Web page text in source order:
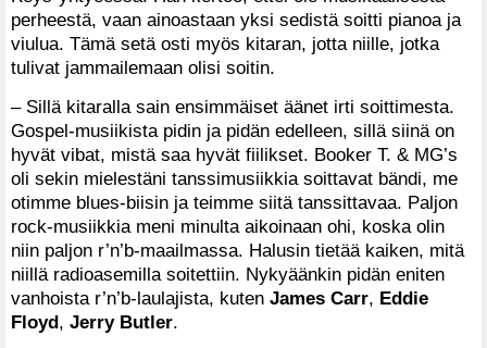
perheestä, vaan ainoastaan yksi sedistä soitti pianoa ja
viulua. Tämä setä osti myös kitaran, jotta niille, jotka
tulivat jammailemaan olisi soitin.
– Sillä kitaralla sain ensimmäiset äänet irti soittimesta.
Gospel-musiikista pidin ja pidän edelleen, sillä siinä on
hyvät vibat, mistä saa hyvät fiilikset. Booker T. & MG’s
oli sekin mielestäni tanssimusiikkia soittavat bändi, me
otimme blues-biisin ja teimme siitä tanssittavaa. Paljon
rock-musiikkia meni minulta aikoinaan ohi, koska olin
niin paljon r’n’b-maailmassa. Halusin tietää kaiken, mitä
niillä radioasemilla soitettiin. Nykyäänkin pidän eniten
vanhoista r’n’b-laulajista, kuten James Carr, Eddie
Floyd, Jerry Butler.